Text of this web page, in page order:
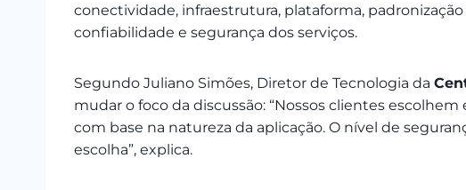
conectividade, infraestrutura, plataforma,
confiabilidade e segurança dos serviços.
Segundo Juliano Simões, Diretor de Tecnologia da
mudar o foco da discussão: “Nossos clientes
com base na natureza da aplicação. O nível de
escolha”, explica.